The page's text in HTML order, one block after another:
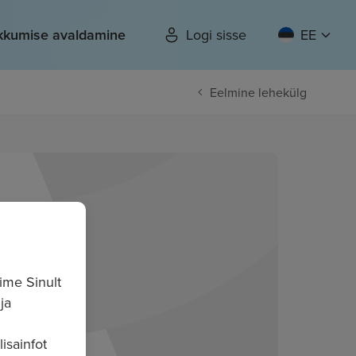
avaldamine Logi sisse EE
Eelmine lehekülg
Sinult